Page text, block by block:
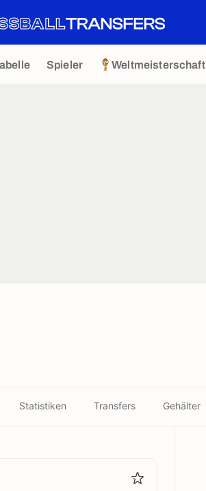
Spieler Weltmeisterschaft
Statistiken Transfers Gehälter